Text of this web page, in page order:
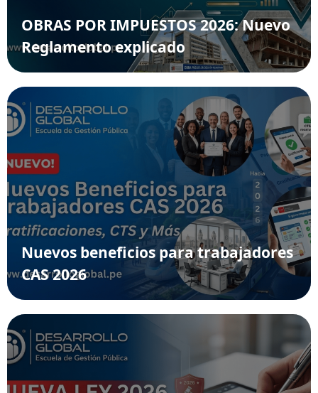
OBRAS POR IMPUESTOS 2026: Nuevo
Reglamento explicado
Nuevos beneficios para trabajadores
CAS 2026